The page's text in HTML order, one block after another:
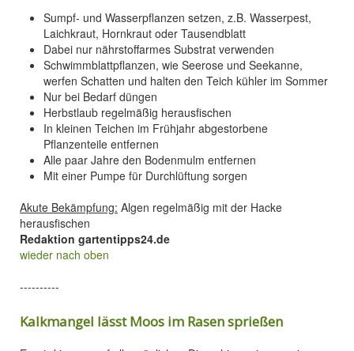
Sumpf- und Wasserpflanzen setzen, z.B. Wasserpest,
Laichkraut, Hornkraut oder Tausendblatt
Dabei nur nährstoffarmes Substrat verwenden
Schwimmblattpflanzen, wie Seerose und Seekanne,
werfen Schatten und halten den Teich kühler im Sommer
Nur bei Bedarf düngen
Herbstlaub regelmäßig herausfischen
In kleinen Teichen im Frühjahr abgestorbene
Pflanzenteile entfernen
Alle paar Jahre den Bodenmulm entfernen
Mit einer Pumpe für Durchlüftung sorgen
Akute Bekämpfung: Algen regelmäßig mit der Hacke
herausfischen
Redaktion gartentipps24.de
wieder nach oben
----------
Kalkmangel lässt Moos im Rasen sprießen